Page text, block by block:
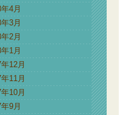
4月
3月
2月
1月
12月
11月
10月
9月